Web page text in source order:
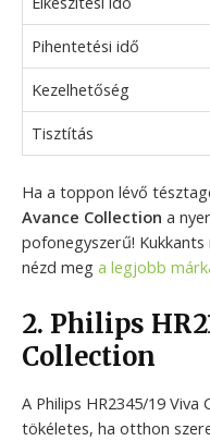
Pihentetési idő
Kezelhetőség
Tisztítás
Ha a toppon lévő
Avance Collection a
pofonegyszerű! Kukkants
nézd meg a legjobb
2. Philips
Collection
A Philips HR2345/19
tökéletes, ha otthon